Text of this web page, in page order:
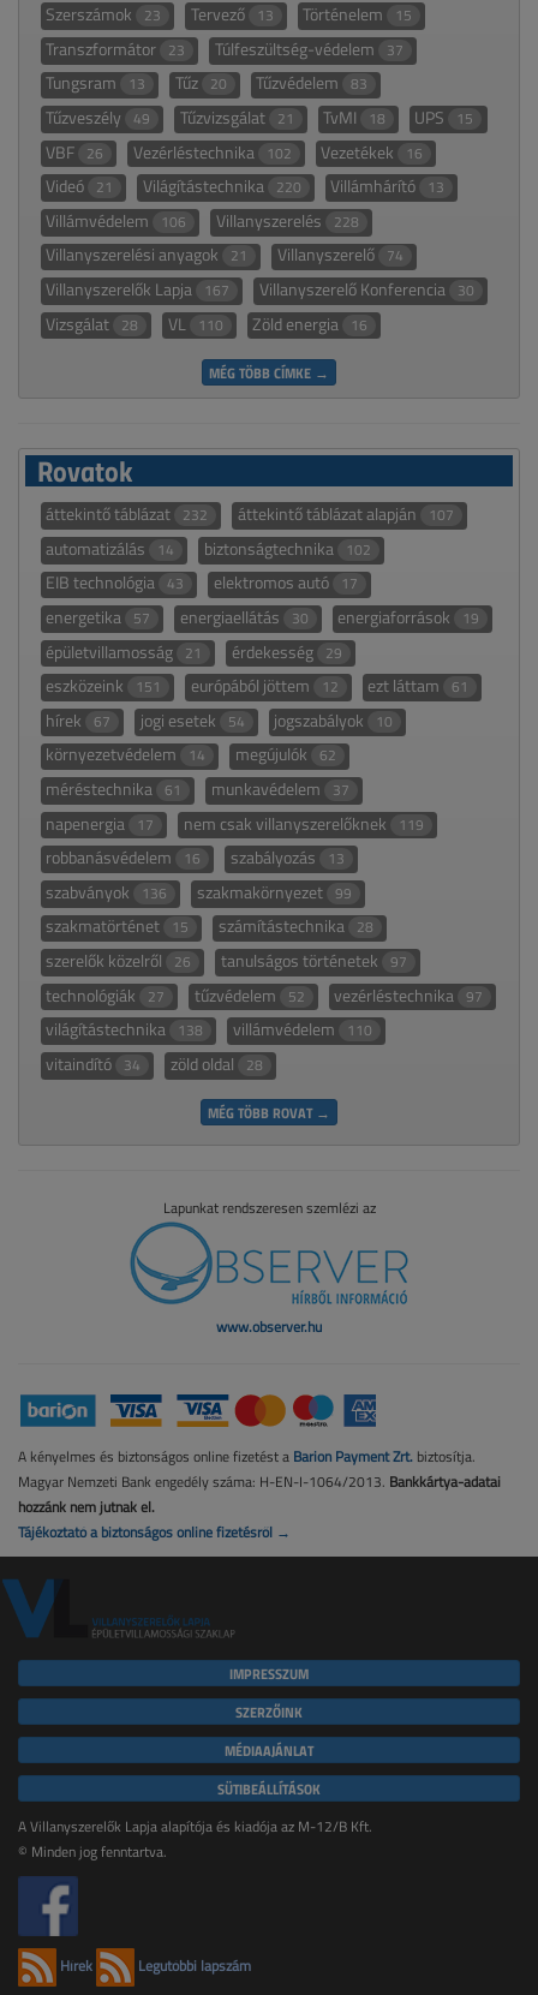
Szerszámok 23 Tervező 13 Történelem 15
Transzformátor 23 Túlfeszültség-védelem 37
Tungsram 13 Tűz 20 Tűzvédelem 83
Tűzveszély 49 Tűzvizsgálat 21 TvMI 18 UPS 15
VBF 26 Vezérléstechnika 102 Vezetékek 16
Videó 21 Világítástechnika 220 Villámhárító 13
Villámvédelem 106 Villanyszerelés 228
Villanyszerelési anyagok 21 Villanyszerelő 74
Villanyszerelők Lapja 167 Villanyszerelő Konferencia 30
Vizsgálat 28 VL 110 Zöld energia 16
MÉG TÖBB CÍMKE →
Rovatok
áttekintő táblázat 232 áttekintő táblázat alapján 107
automatizálás 14 biztonságtechnika 102
EIB technológia 43 elektromos autó 17
energetika 57 energiaellátás 30 energiaforrások 19
épületvillamosság 21 érdekesség 29
eszközeink 151 európából jöttem 12 ezt láttam 61
hírek 67 jogi esetek 54 jogszabályok 10
környezetvédelem 14 megújulók 62
méréstechnika 61 munkavédelem 37
napenergia 17 nem csak villanyszerelőknek 119
robbanásvédelem 16 szabályozás 13
szabványok 136 szakmakörnyezet 99
szakmatörténet 15 számítástechnika 28
szerelők közelről 26 tanulságos történetek 97
technológiák 27 tűzvédelem 52 vezérléstechnika 97
világítástechnika 138 villámvédelem 110
vitaindító 34 zöld oldal 28
MÉG TÖBB ROVAT →
Lapunkat rendszeresen szemlézi az
www.observer.hu
A kényelmes és biztonságos online fizetést a Barion Payment Zrt. biztosítja.
Magyar Nemzeti Bank engedély száma: H-EN-I-1064/2013. Bankkártya-adatai
hozzánk nem jutnak el.
Tájékoztató a biztonságos online fizetésről →
IMPRESSZUM
SZERZŐINK
MÉDIAAJÁNLAT
SÜTIBEÁLLÍTÁSOK
A Villanyszerelők Lapja alapítója és kiadója az M-12/B Kft.
© Minden jog fenntartva.
Hírek Legutóbbi lapszám